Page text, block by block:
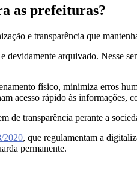
as prefeituras?
e transparência que
devidamente arquivado. Nesse
físico, minimiza erros
acesso rápido às informações,
de transparência perante a
2020, que regulamentam a
permanente.